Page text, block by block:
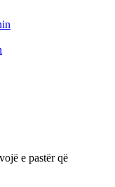
e pastër që